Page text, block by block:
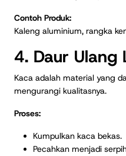
Contoh Produk:
Kaleng aluminium, rangka
4. Daur Ulang
Kaca adalah material yang
mengurangi kualitasnya.
Proses:
Kumpulkan kaca bekas.
Pecahkan menjadi